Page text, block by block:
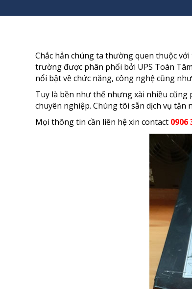
Chắc hẳn chúng ta thường quen thuộc
trường được phân phối bởi UPS Toàn
nổi bật về chức năng, công nghệ cũng
Tuy là bền như thế nhưng xài nhiều cũng
chuyên nghiệp. Chúng tôi sẵn dịch vụ tận
Mọi thông tin cần liên hệ xin contact 0906